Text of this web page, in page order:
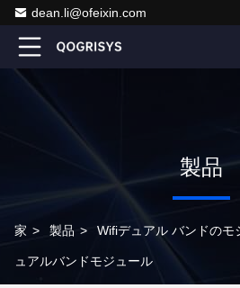
dean.li@ofeixin.com
製品
家 > 製品 > Wifiデュアル バンドのモ
ュアルバンドモジュール